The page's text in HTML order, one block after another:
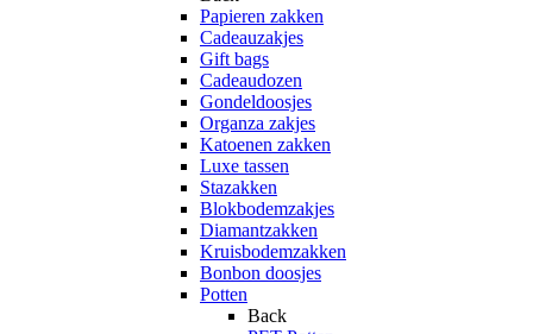
Papieren zakken
Cadeauzakjes
Gift bags
Cadeaudozen
Gondeldoosjes
Organza zakjes
Katoenen zakken
Luxe tassen
Stazakken
Blokbodemzakjes
Diamantzakken
Kruisbodemzakken
Bonbon doosjes
Potten
Back